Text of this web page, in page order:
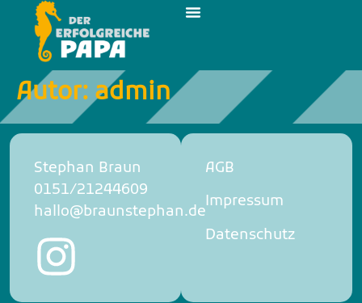
Autor:admin
AGB
Impressum
Datenschutz
Stephan Braun
0151/21244609
hallo@braunstephan.de